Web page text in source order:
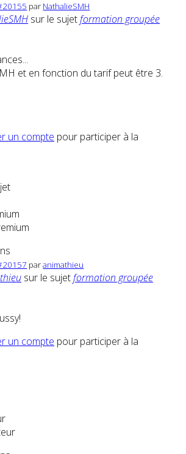
par NathalieSMH
sur le sujetformation groupée
et en fonction du tarif peut être 3.
un compte pour participer à la
paranimathieu
sur le sujetformation groupée
un compte pour participer à la